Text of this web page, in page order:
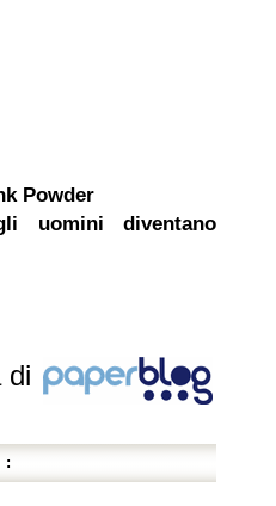
Powder
uomini diventano
di
: